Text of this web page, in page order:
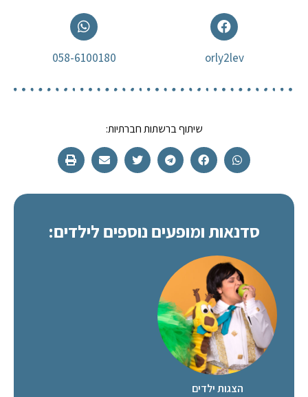
סדנאות ומופעים נוספים לילדים:
הצגות ילדים
orly2lev
058-6100180
שיתוף ברשתות חברתיות: